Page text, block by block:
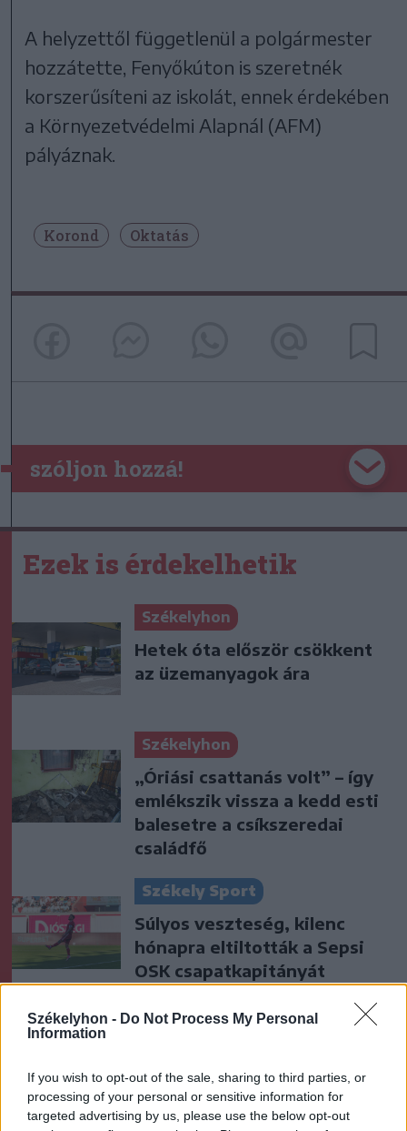
Székelyhon - Do Not Process My Personal
Information
If you wish to opt-out of the sale, sharing to third parties, or
processing of your personal or sensitive information for
targeted advertising by us, please use the below opt-out
A helyzettől függetlenül a polgármester
hozzátette, Fenyőkúton is szeretnék
korszerűsíteni az iskolát, ennek érdekében
a Környezetvédelmi Alapnál (AFM)
pályáznak.
Korond Oktatás
szóljon hozzá!
Ezek is érdekelhetik
Székelyhon
Hetek óta először csökkent
az üzemanyagok ára
Székelyhon
„Óriási csattanás volt” – így
emlékszik vissza a kedd esti
balesetre a csíkszeredai
családfő
Székely Sport
Súlyos veszteség, kilenc
hónapra eltiltották a Sepsi
OSK csapatkapitányát
Krónika
régi személyi?